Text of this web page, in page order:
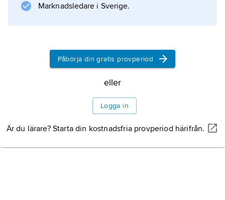
Marknadsledare i Sverige.
Påbörja din gratis provperiod
eller
Logga in
Är du lärare? Starta din kostnadsfria provperiod härifrån.